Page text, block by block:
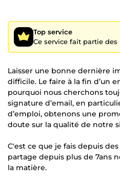
Top service
Ce service fait partie
Laisser une bonne dernière
difficile. Le faire à la fin d’un
pourquoi nous cherchons
signature d’email, en
d’emploi, obtenons une
doute sur la qualité de notre
C'est ce que je fais depuis
partage depuis plus de 7ans
la matière.